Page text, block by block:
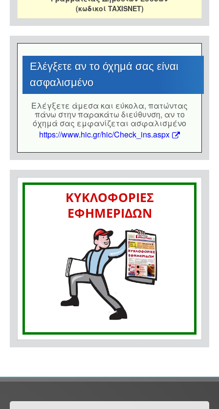
(κωδικοί TAXISNET)
Eλέγξετε αν το όχημά σας είναι
ασφαλισμένο
Eλέγξετε άμεσα και εύκολα, πατώντας
πάνω στην παρακάτω διεύθυνση, αν το
όχημά σας εμφανίζεται ασφαλισμένο
https://www.hic.gr/hic/Check_ins.aspx
ΚΥΚΛΟΦΟΡΙΕΣ
ΕΦΗΜΕΡΙΔΩΝ